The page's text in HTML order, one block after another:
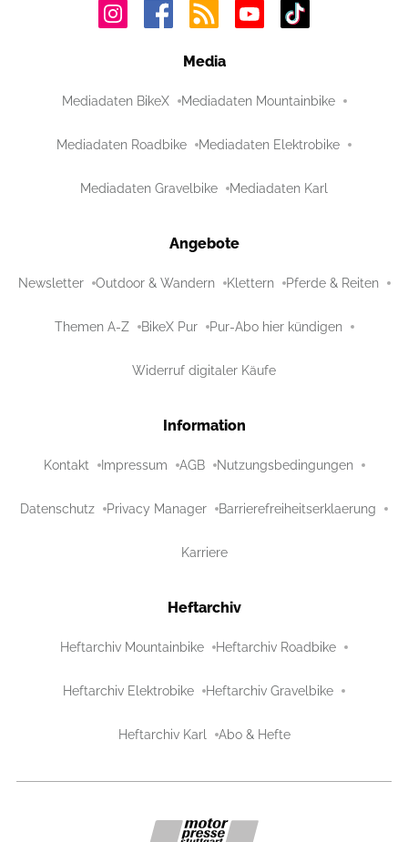
Media
Mediadaten BikeX Mediadaten Mountainbike
Mediadaten Roadbike Mediadaten Elektrobike
Mediadaten Gravelbike Mediadaten Karl
Angebote
Newsletter Outdoor & Wandern Klettern Pferde & Reiten
Themen A-Z BikeX Pur Pur-Abo hier kündigen
Widerruf digitaler Käufe
Information
Kontakt Impressum AGB Nutzungsbedingungen
Datenschutz Privacy Manager Barrierefreiheitserklaerung
Karriere
Heftarchiv
Heftarchiv Mountainbike Heftarchiv Roadbike
Heftarchiv Elektrobike Heftarchiv Gravelbike
Heftarchiv Karl Abo & Hefte